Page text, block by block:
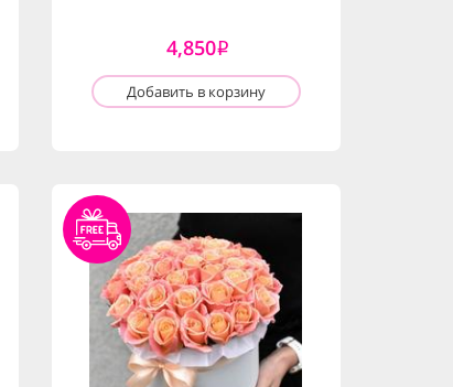
4,850i
Добавить в корзину